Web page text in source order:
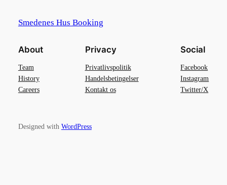
Smedenes Hus Booking
About
Team
History
Careers
Privacy
Privatlivspolitik
Handelsbetingelser
Kontakt os
Social
Facebook
Instagram
Twitter/X
Designed with WordPress